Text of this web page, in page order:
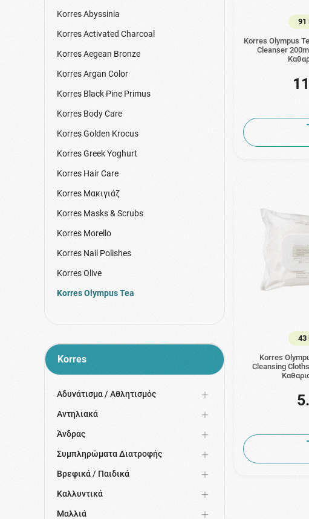
Korres Abyssinia
Korres Activated Charcoal
Korres Aegean Bronze
Korres Argan Color
Korres Black Pine Primus
Korres Body Care
Korres Golden Krocus
Korres Greek Yoghurt
Korres Hair Care
Korres Μακιγιάζ
Korres Masks & Scrubs
Korres Morello
Korres Nail Polishes
Korres Olive
Korres Olympus Tea
Korres Promo Packs
Korres Athenian Grooming
Korres Santorini Grape
Korres Λευκή Πεύκη
Korres Volcanic Minerals
Korres Wild Rose
Korres Ανδρική Σειρά
Korres Αντηλιακά
Korres Μαύρη Πεύκη
Korres
Αδυνάτισμα / Αθλητισμός
Αντηλιακά
Άνδρας
Συμπληρώματα Διατροφής
Βρεφικά / Παιδικά
Καλλυντικά
Μαλλιά
91
Korres Olympus
Cleanser
43
Korres
Cleansing